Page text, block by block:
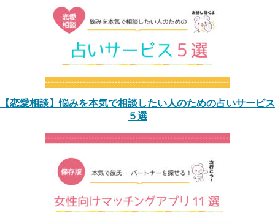
【恋愛相談】悩みを本気で相談したい人のための占いサービス
５選